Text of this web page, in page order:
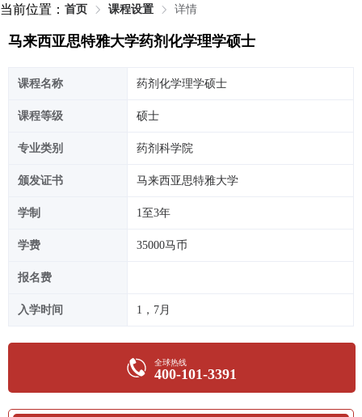
当前位置： 首页 课程设置 详情
马来西亚思特雅大学药剂化学理学硕士
课程名称 药剂化学理学硕士
课程等级 硕士
专业类别 药剂科学院
颁发证书 马来西亚思特雅大学
学制 1至3年
学费 35000马币
报名费
入学时间 1，7月
全球热线
400-101-3391